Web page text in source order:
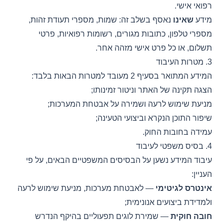
רפואי אישי.
מידע שאינו נאסף בשלב זה: שמות, מספרי תעודת זהות,
מספרי טלפון, כתובות מגורים, רשומות רפואיות, פרטי
תשלום, או כל פרט אישי מזהה אחר.
3. מטרות העיבוד
המידע המתואר בסעיף 2 מעובד למטרות הבאות בלבד:
הצגה תקינה של האתר וניטור זמינותו;
מניעת שימוש לרעה ושמירה על אבטחת המערכות;
שיפור התוכן הנקרא וביצועי הטעינה;
עמידה בחובות החוק.
4. בסיס משפטי לעיבוד
עיבוד המידע נשען על הבסיסים המשפטיים הבאים, על פי
העניין:
אינטרס לגיטימי — לאבטחת מערכות, מניעת שימוש לרעה
ולמדידת ביצועים אנונימית;
חובה חוקית — שמירת לוגים תפעוליים בהיקף הנדרש